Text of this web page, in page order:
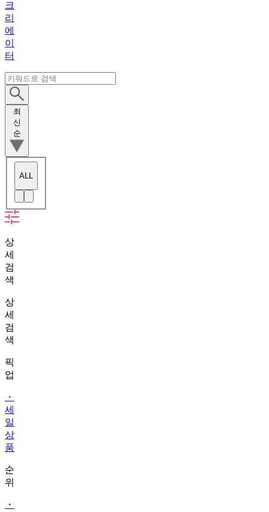
크
리
에
이
터
최
신
순
ALL
상
세
검
색
상
세
검
색
픽
업
・
세
일
상
품
순
위
・